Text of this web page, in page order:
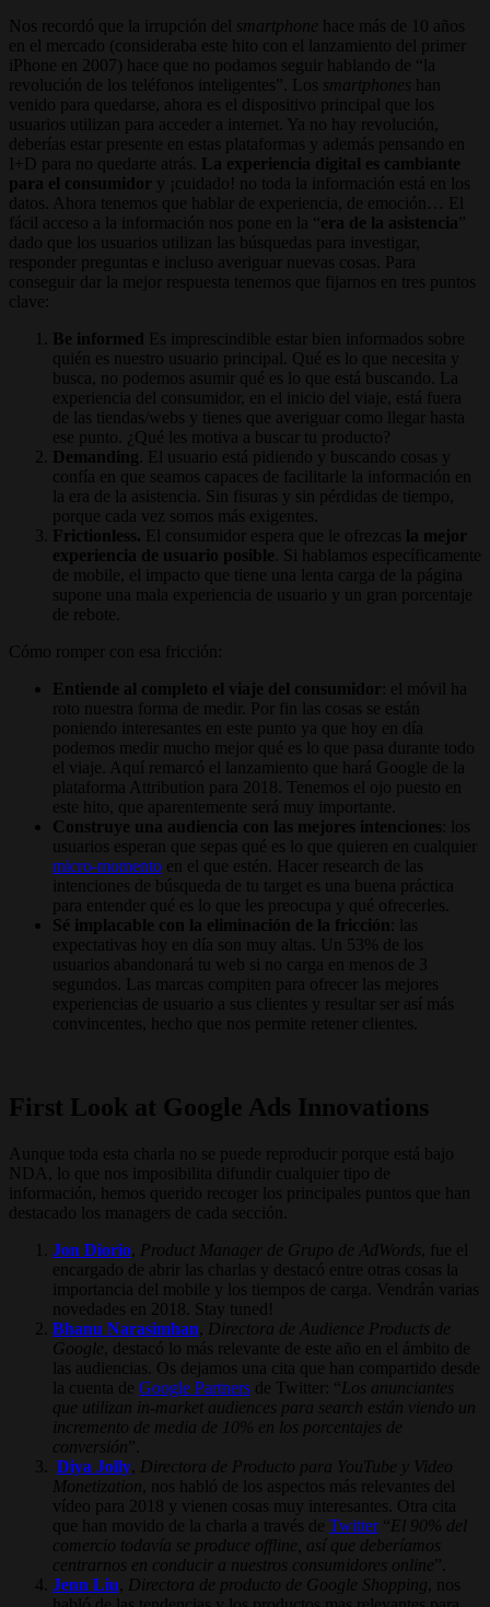
Nos recordó que la irrupción del smartphone
hace más de 10 años
en el mercado (consideraba este hito con el lanzamiento del primer
iPhone en 2007) hace que no podamos seguir hablando de “la
revolución de los teléfonos inteligentes”. Los smartphones han
venido para quedarse, ahora es el dispositivo principal que los
usuarios utilizan para acceder a internet. Ya no hay revolución,
deberías estar presente en estas plataformas y además pensando en
I+D para no quedarte atrás.
La experiencia digital es cambiante
para el consumidor y ¡cuidado! no toda la información está en los
datos. Ahora tenemos que hablar de experiencia, de emoción… El
fácil acceso a la información nos pone en la “ era de la asistencia”
dado que los usuarios utilizan las búsquedas para investigar,
responder preguntas e incluso averiguar nuevas cosas. Para
conseguir dar la mejor respuesta tenemos que fijarnos en tres puntos
clave:
Be informed Es imprescindible estar bien informados sobre
quién es nuestro usuario principal. Qué es lo que necesita y
busca, no podemos asumir qué es lo que está buscando. La
experiencia del consumidor, en el inicio del viaje, está fuera
de las tiendas/webs y tienes que averiguar como llegar hasta
ese punto. ¿Qué les motiva a buscar tu producto?
Demanding . El usuario está pidiendo y buscando cosas y
confía en que seamos capaces de facilitarle la información en
la era de la asistencia. Sin fisuras y sin pérdidas de tiempo,
porque cada vez somos más exigentes.
Frictionless. El consumidor espera que le ofrezcas la mejor
experiencia de usuario posible . Si hablamos específicamente
de mobile, el impacto que tiene una lenta carga de la página
supone una mala experiencia de usuario y un gran porcentaje
de rebote.
Cómo romper con esa fricción:
Entiende al completo el viaje del consumidor
: el móvil ha
roto nuestra forma de medir. Por fin las cosas se están
poniendo interesantes en este punto ya que hoy en día
podemos medir mucho mejor qué es lo que pasa durante todo
el viaje. Aquí remarcó el lanzamiento que hará Google de la
plataforma Attribution para 2018. Tenemos el ojo puesto en
este hito, que aparentemente será muy importante.
Construye una audiencia con las mejores intenciones : los
usuarios esperan que sepas qué es lo que quieren en cualquier
micro-momento en el que estén. Hacer research de las
intenciones de búsqueda de tu target es una buena práctica
para entender qué es lo que les preocupa y qué ofrecerles.
Sé implacable con la eliminación de la fricción : las
expectativas hoy en día son muy altas. Un 53% de los
usuarios abandonará tu web si no carga en menos de 3
segundos. Las marcas compiten para ofrecer las mejores
experiencias de usuario a sus clientes y resultar ser así más
convincentes, hecho que nos permite retener clientes.
First Look at Google Ads Innovations
Aunque toda esta charla no se puede reproducir porque está bajo
NDA, lo que nos imposibilita difundir cualquier tipo de
información, hemos querido recoger los principales puntos que han
destacado los managers de cada sección.
Jon Diorio Product Manager de Grupo de AdWords , fue el
encargado de abrir las charlas y destacó entre otras cosas la
importancia del mobile y los tiempos de carga. Vendrán varias
novedades en 2018. Stay tuned!
Bhanu Narasimhan
Directora de Audience Products de
Google
, destacó lo más relevante de este año en el ámbito de
las audiencias. Os dejamos una cita que han compartido desde
la cuenta de Google Partners de Twitter: “ Los anunciantes
que utilizan in-market audiences para search están viendo un
incremento de media de 10% en los porcentajes de
conversión”.
Diya Jolly Directora de Producto para YouTube y Video
Monetization , nos habló de los aspectos más relevantes del
vídeo para 2018 y vienen cosas muy interesantes. Otra cita
que han movido de la charla a través de Twitter“ El 90% del
comercio todavía se produce offline, así que deberíamos
centrarnos en conducir a nuestros consumidores online ”.
Jenn Liu
Directora de producto de Google Shopping , nos